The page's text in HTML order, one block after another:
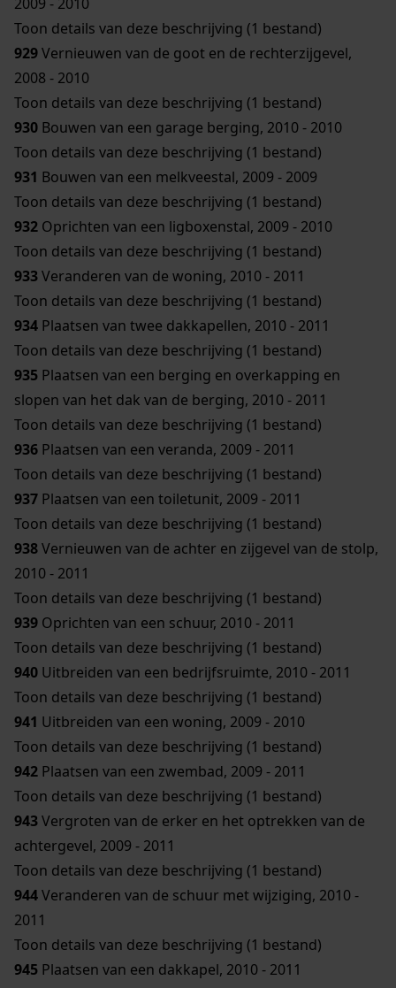
Toon details van deze beschrijving (1 bestand)
929Vernieuwen van de goot en de rechterzijgevel,
2008 - 2010
Toon details van deze beschrijving (1 bestand)
930 Bouwen van een garage berging, 2010 - 2010
Toon details van deze beschrijving (1 bestand)
931 Bouwen van een melkveestal, 2009 - 2009
Toon details van deze beschrijving (1 bestand)
932 Oprichten van een ligboxenstal, 2009 - 2010
Toon details van deze beschrijving (1 bestand)
933Veranderen van de woning, 2010 - 2011
Toon details van deze beschrijving (1 bestand)
934 Plaatsen van twee dakkapellen, 2010 - 2011
Toon details van deze beschrijving (1 bestand)
935 Plaatsen van een berging en overkapping en
slopen van het dak van de berging, 2010 - 2011
Toon details van deze beschrijving (1 bestand)
936 Plaatsen van een veranda, 2009 - 2011
Toon details van deze beschrijving (1 bestand)
937 Plaatsen van een toiletunit, 2009 - 2011
Toon details van deze beschrijving (1 bestand)
938Vernieuwen van de achter en zijgevel van de stolp,
2010 - 2011
Toon details van deze beschrijving (1 bestand)
939 Oprichten van een schuur, 2010 - 2011
Toon details van deze beschrijving (1 bestand)
940 Uitbreiden van een bedrijfsruimte, 2010 - 2011
Toon details van deze beschrijving (1 bestand)
941 Uitbreiden van een woning, 2009 - 2010
Toon details van deze beschrijving (1 bestand)
942 Plaatsen van een zwembad, 2009 - 2011
Toon details van deze beschrijving (1 bestand)
943Vergroten van de erker en het optrekken van de
achtergevel, 2009 - 2011
Toon details van deze beschrijving (1 bestand)
944Veranderen van de schuur met wijziging, 2010 -
2011
Toon details van deze beschrijving (1 bestand)
945 Plaatsen van een dakkapel, 2010 - 2011